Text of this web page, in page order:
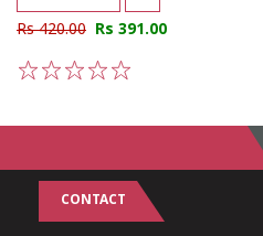
Rs 420.00 Rs 391.00
CONTACT